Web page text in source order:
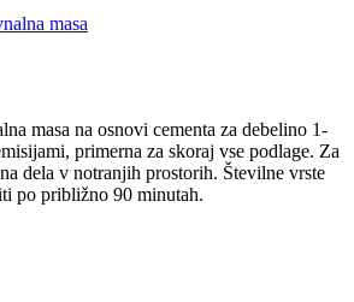
masa
masa na osnovi cementa za debelino 1-
primerna za skoraj vse podlage. Za
dela v notranjih prostorih. Številne vrste
po približno 90 minutah.